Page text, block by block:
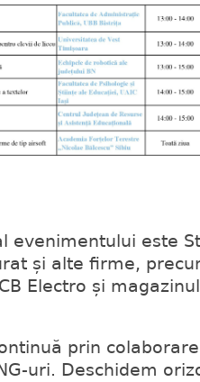
evenimentului este
și alte firme,
Electro și
prin
uri. Deschidem